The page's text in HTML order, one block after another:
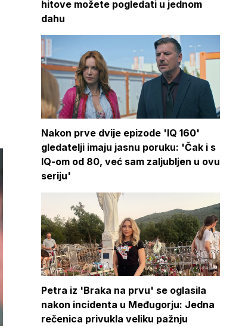
hitove možete pogledati u jednom
dahu
Nakon prve dvije epizode 'IQ 160'
gledatelji imaju jasnu poruku: 'Čak i s
IQ-om od 80, već sam zaljubljen u ovu
seriju'
Petra iz 'Braka na prvu' se oglasila
nakon incidenta u Međugorju: Jedna
rečenica privukla veliku pažnju